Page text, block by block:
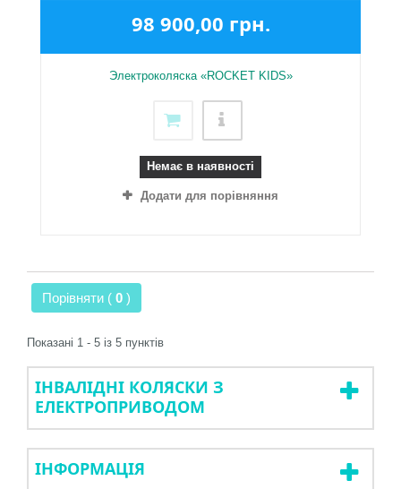
98 900,00 грн.
Электроколяска «ROCKET KIDS»
Немає в наявності
Додати для порівняння
Порівняти ( 0 )
Показані 1 - 5 із 5 пунктів
ІНВАЛІДНІ КОЛЯСКИ З
ЕЛЕКТРОПРИВОДОМ
ІНФОРМАЦІЯ